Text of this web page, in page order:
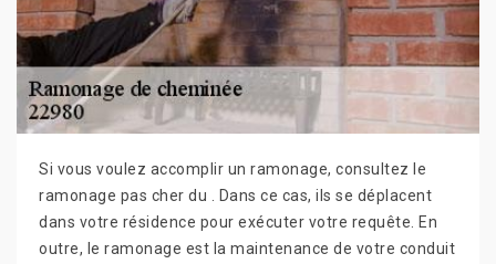
Si vous voulez accomplir un ramonage, consultez le
ramonage pas cher du . Dans ce cas, ils se déplacent
dans votre résidence pour exécuter votre requête. En
outre, le ramonage est la maintenance de votre conduit